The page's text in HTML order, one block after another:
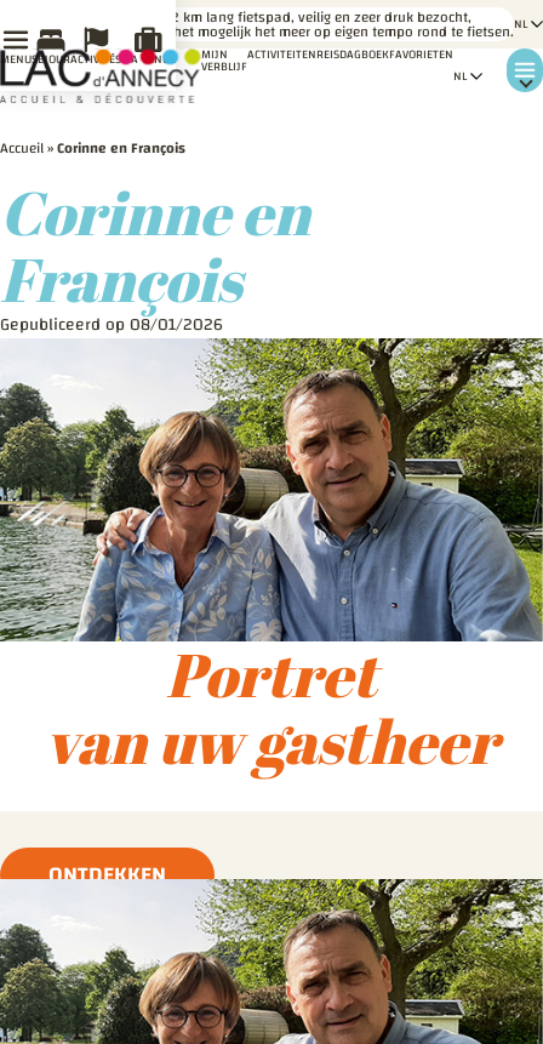
SAVIEZ-
VOUS ?
Een 42 km lang fietspad, veilig en zeer druk bezocht,
maakt het mogelijk het meer op eigen tempo rond te fietsen.
MIJN
VERBLIJF
ACTIVITEITENREISDAGBOEKFAVORIETEN
MENUSÉJOURACTIVITÉSMA VENUE
Accueil»Corinne en François
Corinne en
François
Gepubliceerd op 08/01/2026
Portret
van uw gastheer
ONTDEKKEN